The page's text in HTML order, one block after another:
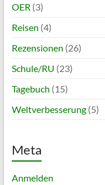
OER (3)
Reisen (4)
Rezensionen (26)
Schule/RU (23)
Tagebuch (15)
Weltverbesserung(5)
Meta
Anmelden